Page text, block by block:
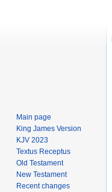
Main page
King James Version
KJV 2023
Textus Receptus
Old Testament
New Testament
Recent changes